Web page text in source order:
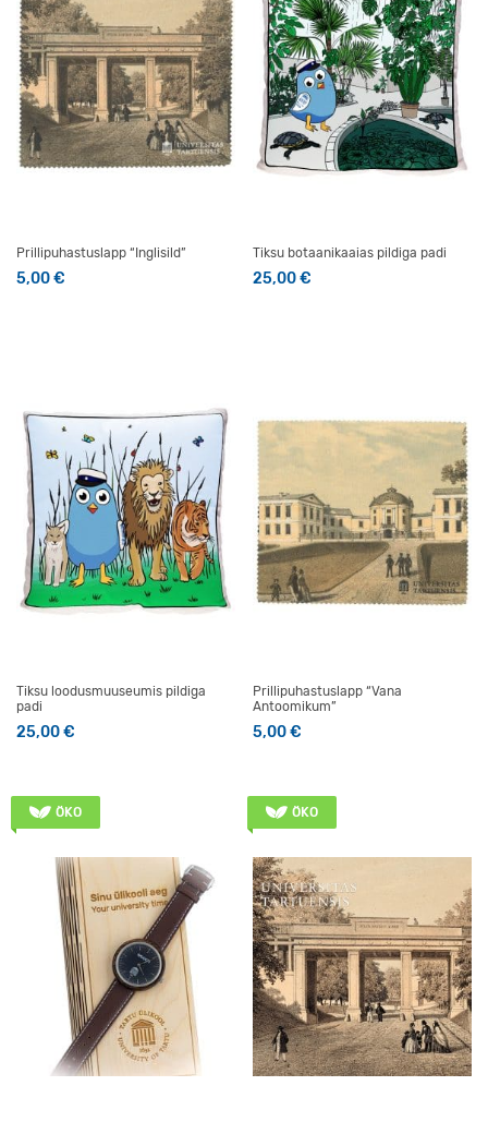
Prillipuhastuslapp “Inglisild”
5,00€
Tiksu botaanikaaias pildiga padi
25,00€
Tiksu loodusmuuseumis pildiga
padi
25,00€
Prillipuhastuslapp “Vana
Antoomikum”
5,00€
ÖKO ÖKO